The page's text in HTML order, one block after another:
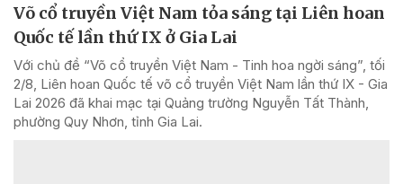
Võ cổ truyền Việt Nam tỏa sáng tại Liên hoan
Quốc tế lần thứ IX ở Gia Lai
Với chủ đề “Võ cổ truyền Việt Nam - Tinh hoa ngời sáng”, tối
2/8, Liên hoan Quốc tế võ cổ truyền Việt Nam lần thứ IX - Gia
Lai 2026 đã khai mạc tại Quảng trường Nguyễn Tất Thành,
phường Quy Nhơn, tỉnh Gia Lai.